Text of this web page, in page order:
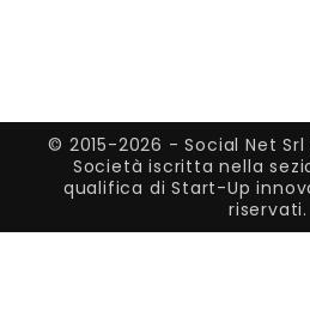
© 2015-2026 - Social Net Srl
Società iscritta nella
qualifica di Start-Up
riservati.